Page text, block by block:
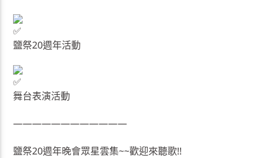
鹽祭20週年活動
舞台表演活動
————————————
鹽祭20週年晚會眾星雲集~~歡迎來聽歌!!